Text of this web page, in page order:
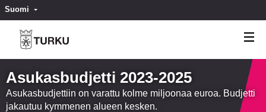
Suomi Valitse kieli
Asukasbudjetti 2023-2025
Asukasbudjettiin on varattu kolme miljoonaa euroa. Budjetti
jakautuu kymmenen alueen kesken.